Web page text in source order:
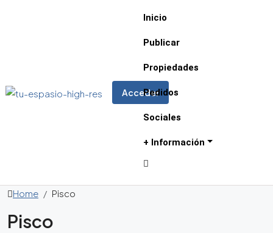
Acceder
Inicio
Publicar
Propiedades
Pedidos
Sociales
+ Información
Home Pisco
Pisco